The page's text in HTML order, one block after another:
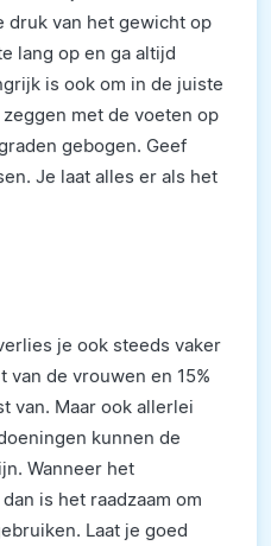
druk van het gewicht op
lang op en ga altijd
is ook om in de juiste
met de voeten op
gebogen. Geef
Je laat alles er als het
je ook steeds vaker
de vrouwen en 15%
van. Maar ook allerlei
kunnen de
Wanneer het
is het raadzaam om
Laat je goed